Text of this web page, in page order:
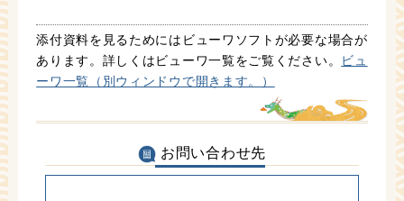
添付資料を見るためにはビューワソフトが必要な場合が
あります。詳しくはビューワ一覧をご覧ください。
ビュ
ーワ一覧（別ウィンドウで開きます。）
お問い合わせ先